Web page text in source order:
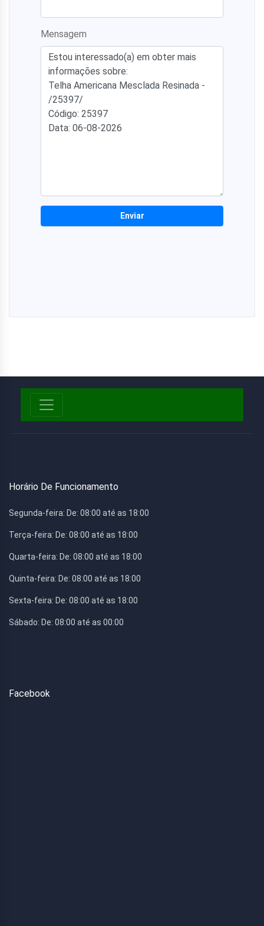
Mensagem
Enviar
Horário De Funcionamento
Segunda-feira: De: 08:00 até as 18:00
Terça-feira: De: 08:00 até as 18:00
Quarta-feira: De: 08:00 até as 18:00
Quinta-feira: De: 08:00 até as 18:00
Sexta-feira: De: 08:00 até as 18:00
Sábado: De: 08:00 até as 00:00
Facebook